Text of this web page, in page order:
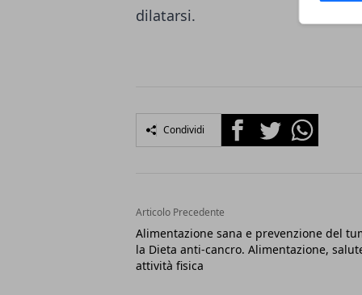
dilatarsi.
Condividi FacebookTwitterWhatsapp
Articolo Precedente
Alimentazione sana e prevenzione del
la Dieta anti-cancro. Alimentazione,
attività fisica